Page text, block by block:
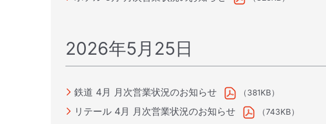
2026年5月25日
鉄道 4月 月次営業状況のお知らせ （381KB）
リテール 4月 月次営業状況のお知らせ （743KB）